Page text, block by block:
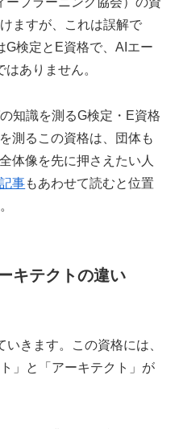
ますが、これは誤解で
G検定とE資格で、AIエー
ありません。
知識を測るG検定・E資格
測るこの資格は、団体も
体像を先に押さえたい人
事もあわせて読むと位置
キテクトの違い
きます。この資格には、
」と「アーキテクト」が